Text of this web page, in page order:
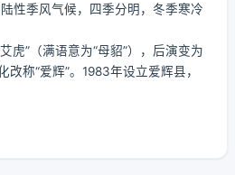
性季风气候，四季分明，冬季寒冷
虎”（满语意为“母貂”），后演变为
改称“爱辉”。1983年设立爱辉县，